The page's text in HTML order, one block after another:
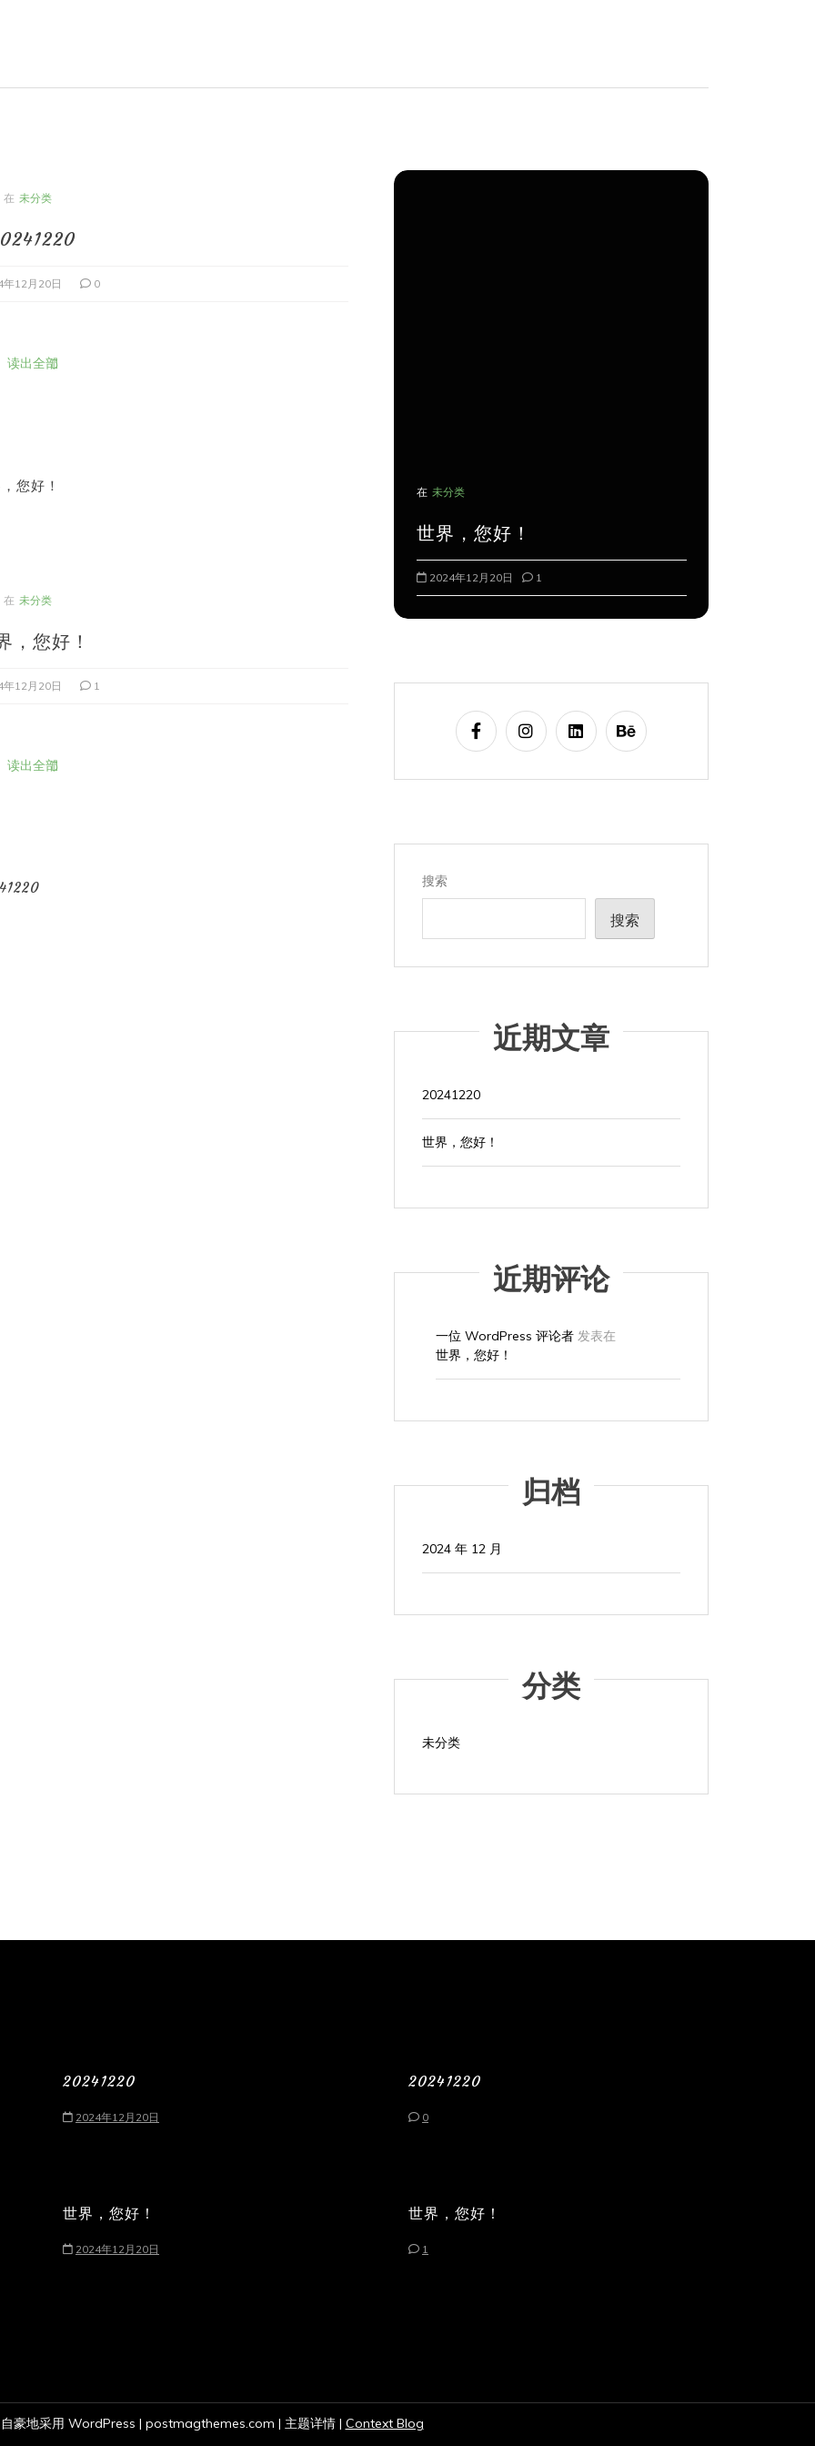
在 未分类
年12月20日 0
读出全部
您好！
在 未分类
，您好！
年12月20日 1
读出全部
在 未分类
世界，您好！
2024年12月20日 1
搜索
搜索
近期文章
20241220
世界，您好！
近期评论
一位 WordPress 评论者发表在
世界，您好！
归档
2024 年 12 月
分类
未分类
20241220
2024年12月20日
世界，您好！
2024年12月20日
20241220
0
世界，您好！
1
豪地采用 WordPress | postmagthemes.com | 主题详情 | Context Blog